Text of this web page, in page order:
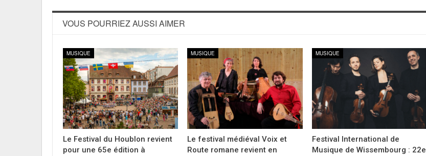
VOUS POURRIEZ AUSSI AIMER
MUSIQUE
Le Festival du Houblon revient
pour une 65e édition à
MUSIQUE
Le festival médiéval Voix et
Route romane revient en
MUSIQUE
Festival International de
Musique de Wissembourg : 22e